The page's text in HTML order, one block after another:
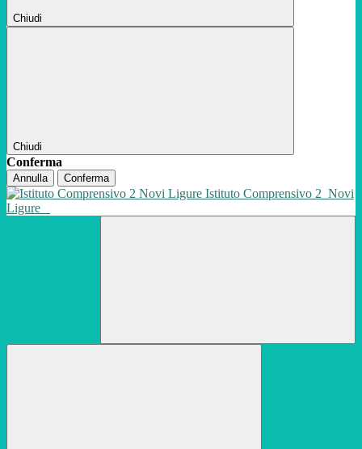
Chiudi
Chiudi
Conferma
Annulla Conferma
Istituto Comprensivo 2 Novi
Ligure